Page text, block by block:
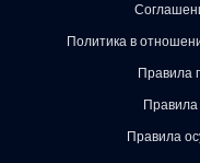
Политика в
Правила
Правила